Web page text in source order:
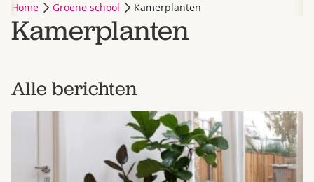
Home Groene school Kamerplanten
Kamerplanten
Alle berichten